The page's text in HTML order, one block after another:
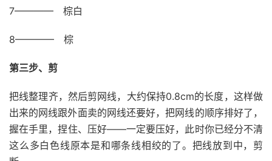
7———— 棕白
8———— 棕
第三步、剪
把线整理齐，然后剪网线，大约保持0.8cm的长度，这样做
出来的网线跟外面卖的网线还要好，把网线的顺序排好了，
握在手里，捏住、压好——一定要压好，此时你已经分不清
这么多白色线原本是和哪条线相绞的了。把线放到中，剪